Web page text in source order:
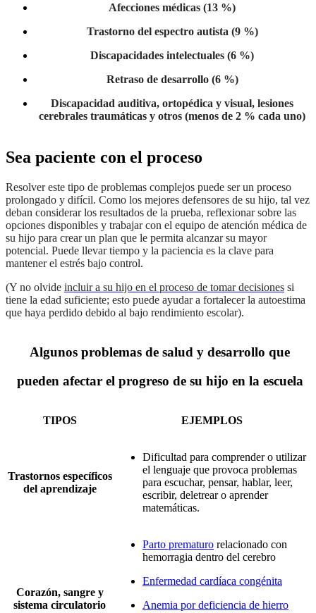
Afecciones médicas (13 %)
Trastorno del espectro autista (9 %)
Discapacidades intelectuales (6 %)
Retraso de desarrollo (6 %)
Discapacidad auditiva, ortopédica y visual, lesiones
cerebrales traumáticas y otros (menos de 2 % cada uno)
Sea paciente con el proceso
Resolver este tipo de problemas complejos puede ser un proceso
prolongado y difícil. Como los mejores defensores de su hijo, tal vez
deban considerar los resultados de la prueba, reflexionar sobre las
opciones disponibles y trabajar con el equipo de atención médica de
su hijo para crear un plan que le permita alcanzar su mayor
potencial. Puede llevar tiempo y la paciencia es la clave para
mantener el estrés bajo control.
(Y no olvide incluir a su hijo en el proceso de tomar decisiones si
tiene la edad suficiente; esto puede ayudar a fortalecer la autoestima
que haya perdido debido al bajo rendimiento escolar).
Algunos problemas de salud y desarrollo que
pueden afectar el progreso de su hijo en la escuela
TIPOS EJEMPLOS
Trastornos específicos
del aprendizaje
Dificultad para comprender o utilizar
el lenguaje que provoca problemas
para escuchar, pensar, hablar, leer,
escribir, deletrear o aprender
matemáticas.
Corazón, sangre y
sistema circulatorio
Parto prematuro relacionado con
hemorragia dentro del cerebro
Enfermedad cardíaca congénita
Anemia por deficiencia de hierro